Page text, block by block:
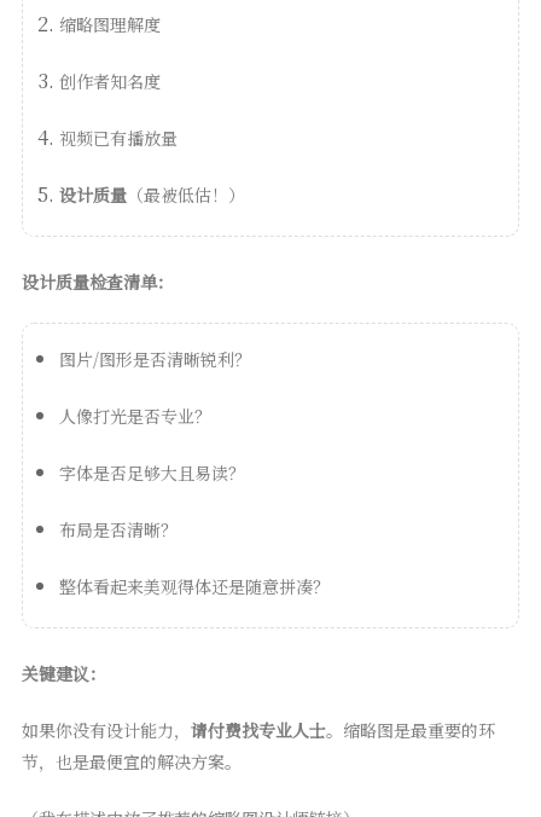
缩略图理解度
创作者知名度
视频已有播放量
设计质量（最被低估！）
设计质量检查清单：
图片/图形是否清晰锐利？
人像打光是否专业？
字体是否足够大且易读？
布局是否清晰？
整体看起来美观得体还是随意拼凑？
关键建议：
如果你没有设计能力， 请付费找专业人士。缩略图是最重要的环
节，也是最便宜的解决方案。